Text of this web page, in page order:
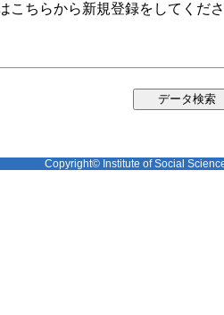
こちらから新規登録をしてくだ
Copyright© Institute of Social